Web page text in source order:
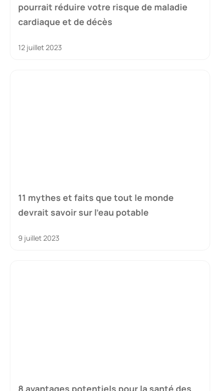
pourrait réduire votre risque de maladie
cardiaque et de décès
12 juillet 2023
11 mythes et faits que tout le monde
devrait savoir sur l’eau potable
9 juillet 2023
8 avantages potentiels pour la santé des